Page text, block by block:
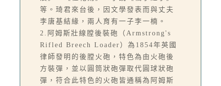
等。琦君來台後，因文學發表而與丈夫
李唐基結緣，兩人育有一子李一楠。
2.阿姆斯壯線膛後裝砲（Armstrong's
Rifled Breech Loader）為1854年英國
律師發明的後膛火砲，特色為由火砲後
方裝彈，並以圓筒狀砲彈取代圓球狀砲
彈，符合此特色的火砲皆通稱為阿姆斯